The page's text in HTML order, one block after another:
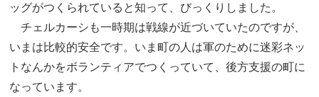
ッグがつくられていると知って、びっくりしました。
チェルカーシも一時期は戦線が近づいていたのですが、
いまは比較的安全です。いま町の人は軍のために迷彩ネッ
トなんかをボランティアでつくっていて、後方支援の町に
なっています。